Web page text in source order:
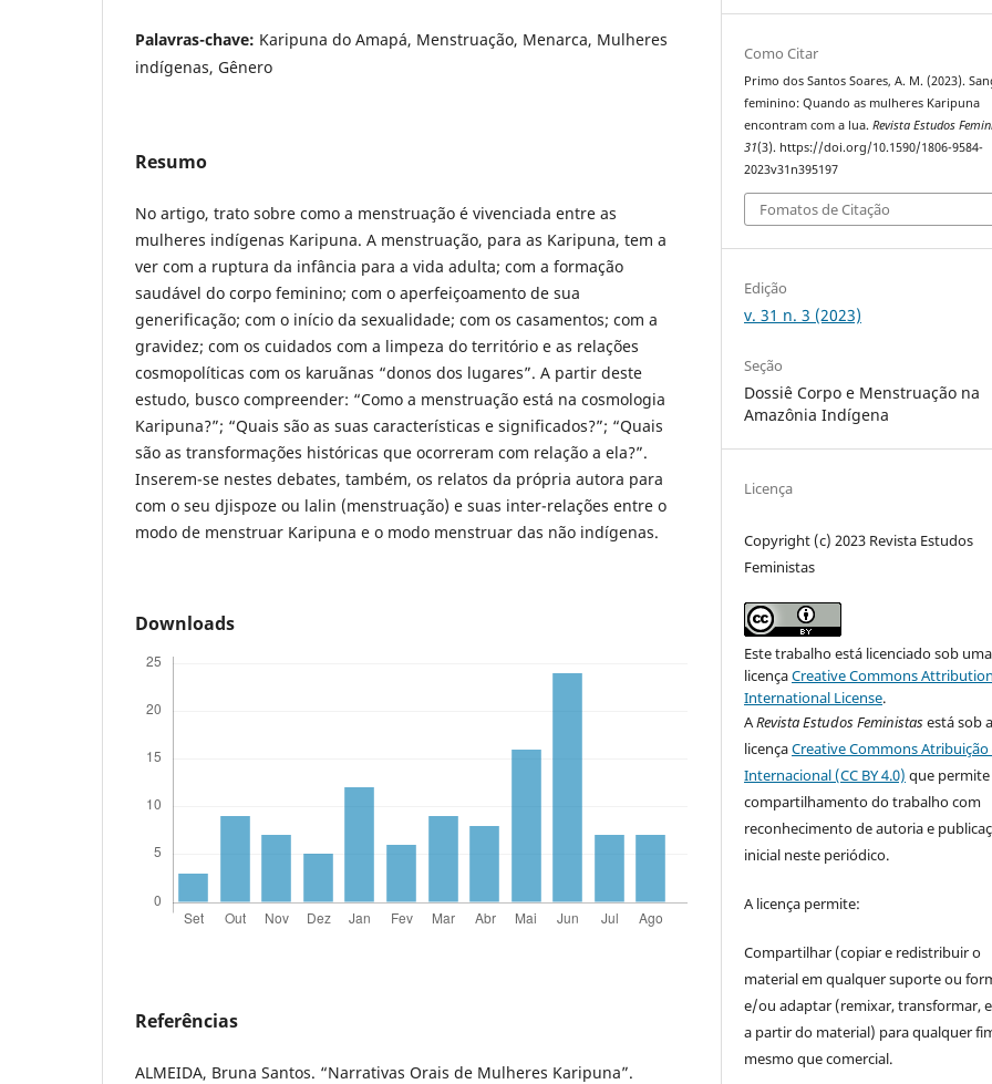
Palavras-chave: Karipuna do Amapá, Menstruação, Menarca, Mulheres
indígenas, Gênero
Resumo
No artigo, trato sobre como a menstruação é vivenciada entre as
mulheres indígenas Karipuna. A menstruação, para as Karipuna, tem a
ver com a ruptura da infância para a vida adulta; com a formação
saudável do corpo feminino; com o aperfeiçoamento de sua
generificação; com o início da sexualidade; com os casamentos; com a
gravidez; com os cuidados com a limpeza do território e as relações
cosmopolíticas com os karuãnas “donos dos lugares”. A partir deste
estudo, busco compreender: “Como a menstruação está na cosmologia
Karipuna?”; “Quais são as suas características e significados?”; “Quais
são as transformações históricas que ocorreram com relação a ela?”.
Inserem-se nestes debates, também, os relatos da própria autora para
com o seu djispoze ou lalin (menstruação) e suas inter-relações entre o
modo de menstruar Karipuna e o modo menstruar das não indígenas.
Downloads
Referências
ALMEIDA, Bruna Santos. “Narrativas Orais de Mulheres Karipuna”.
Como Citar
Primo dos Santos Soares, A. M. (2023).
feminino: Quando as mulheres Karipuna
encontram com a lua.Revista Estudos
31(3). https://doi.org/10.1590/1806-9584-
2023v31n395197
Fomatos de Citação
Edição
v. 31 n. 3 (2023)
Seção
Dossiê Corpo e Menstruação na
Amazônia Indígena
Licença
Copyright (c) 2023 Revista Estudos
Feministas
Este trabalho está licenciado sob uma
licençaCreative Commons
International License.
ARevista Estudos Feministasestá sob a
licençaCreative Commons Atribuição
Internacional (CC BY 4.0) que
compartilhamento do trabalho com
reconhecimento de autoria e
inicial neste periódico.
A licença permite:
Compartilhar (copiar e redistribuir o
material em qualquer suporte ou
e/ou adaptar (remixar, transformar,
a partir do material) para qualquer
mesmo que comercial.